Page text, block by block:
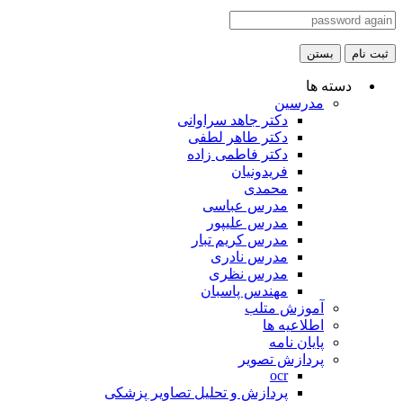
ثبت نام بستن
دسته ها
مدرسین
دکتر جاهد سراوانی
دکتر طاهر لطفی
دکتر فاطمی زاده
فریدونیان
محمدی
مدرس عباسی
مدرس علیپور
مدرس کریم تبار
مدرس نادری
مدرس نظری
مهندس پاسبان
آموزش متلب
اطلاعیه ها
پایان نامه
پردازش تصویر
ocr
پردازش و تحلیل تصاویر پزشکی